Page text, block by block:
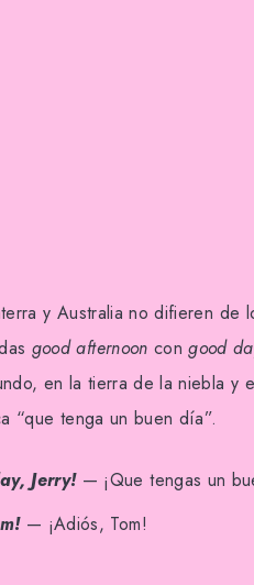
y Australia no difieren de
good afternoon congood
en la tierra de la niebla y
“que tenga un buen día”.
Jerry!— ¡Que tengas un
— ¡Adiós, Tom!